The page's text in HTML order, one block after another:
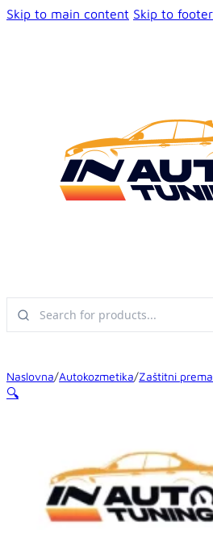
Skip to main content Skip to footer
Naslovna/Autokozmetika/Zaštitni
🔍